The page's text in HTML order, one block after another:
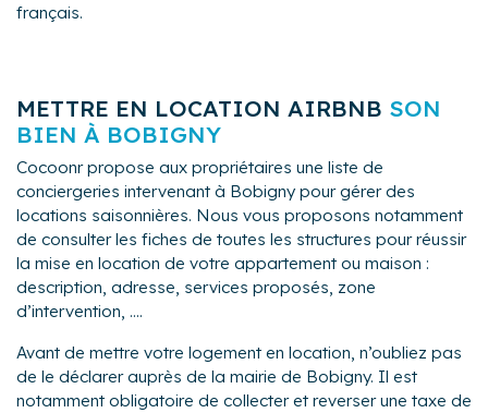
français.
METTRE EN LOCATION AIRBNB SON
BIEN À BOBIGNY
Cocoonr propose aux propriétaires une liste de
conciergeries intervenant à Bobigny pour gérer des
locations saisonnières. Nous vous proposons notamment
de consulter les fiches de toutes les structures pour réussir
la mise en location de votre appartement ou maison :
description, adresse, services proposés, zone
d’intervention, ....
Avant de mettre votre logement en location, n’oubliez pas
de le déclarer auprès de la mairie de Bobigny. Il est
notamment obligatoire de collecter et reverser une taxe de